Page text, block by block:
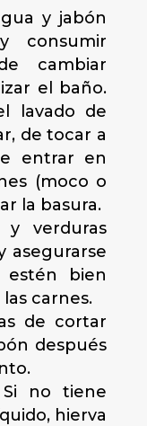
y jabón
consumir
cambiar
el baño.
lavado de
de tocar a
entrar en
(moco o
la basura.
verduras
asegurarse
estén bien
carnes.
de cortar
después
no tiene
hierva